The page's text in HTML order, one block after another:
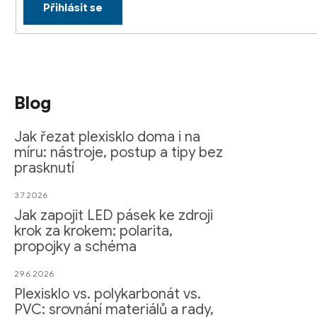
Přihlásit se
Blog
Jak řezat plexisklo doma i na
míru: nástroje, postup a tipy bez
prasknutí
3.7.2026
Jak zapojit LED pásek ke zdroji
krok za krokem: polarita,
propojky a schéma
29.6.2026
Plexisklo vs. polykarbonát vs.
PVC: srovnání materiálů a rady,